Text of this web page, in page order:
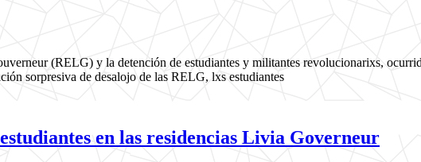
(RELG) y la detención de estudiantes y militantes revolucionarixs,
sorpresiva de desalojo de las RELG, lxs estudiantes
en las residencias Livia Governeur